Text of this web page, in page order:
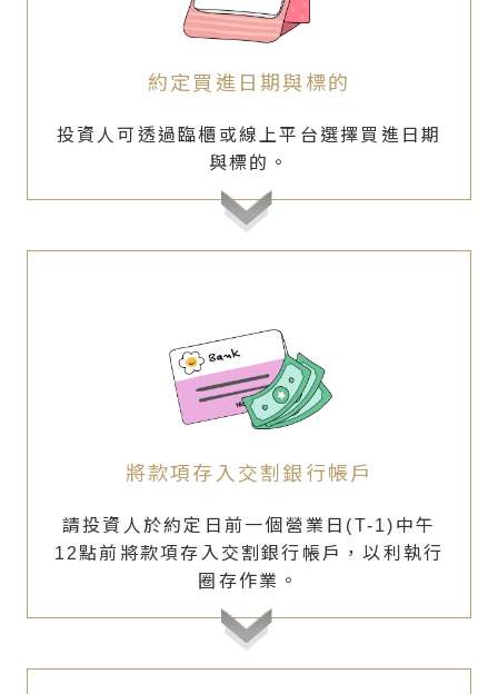
約定買進日期與標的
投資人可透過臨櫃或線上平台選擇買進日期
與標的。
將款項存入交割銀行帳戶
請投資人於約定日前一個營業日(T-1)中午
12點前將款項存入交割銀行帳戶，以利執行
圈存作業。